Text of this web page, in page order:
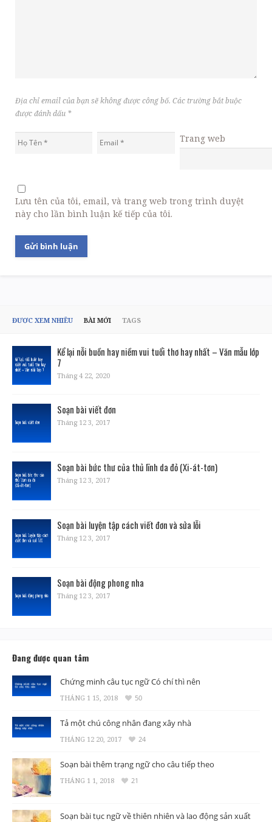
Địa chỉ email của bạn sẽ không được công bố. Các trường bắt buộc
được đánh dấu *
Trang web
Lưu tên của tôi, email, và trang web trong trình duyệt
này cho lần bình luận kế tiếp của tôi.
ĐƯỢC XEM NHIỀU BÀI MỚI TAGS
Kể lại nỗi buồn hay niềm vui tuổi thơ hay nhất – Văn mẫu lớp
7
Tháng 4 22, 2020
Soạn bài viết đơn
Tháng 12 3, 2017
Soạn bài bức thư của thủ lĩnh da đỏ (Xi-át-tơn)
Tháng 12 3, 2017
Soạn bài luyện tập cách viết đơn và sửa lỗi
Tháng 12 3, 2017
Soạn bài động phong nha
Tháng 12 3, 2017
Đang được quan tâm
Chứng minh câu tục ngữ Có chí thì nên
THÁNG 1 15, 2018 50
Tả một chú công nhân đang xây nhà
THÁNG 12 20, 2017 24
Soạn bài thêm trạng ngữ cho câu tiếp theo
THÁNG 1 1, 2018 21
Soạn bài tục ngữ về thiên nhiên và lao động sản xuất